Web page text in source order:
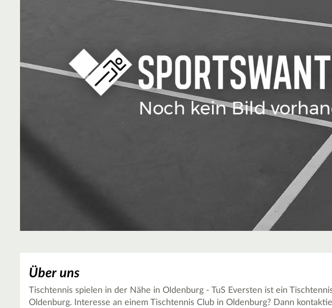
Über uns
Tischtennis spielen in der Nähe in Oldenburg - TuS Eversten ist ein
Oldenburg. Interesse an einem Tischtennis Club in Oldenburg? Dann